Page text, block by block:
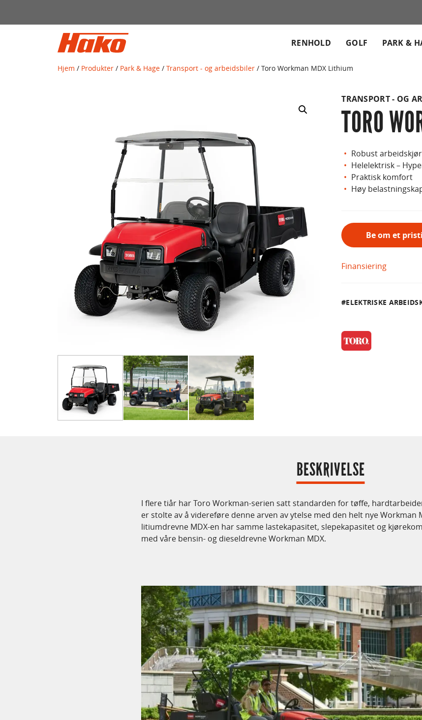
RENHOLD GOLF PARK &
Hjem / Produkter / Park & Hage / Transport - og arbeidsbiler / Toro Workman MDX Lithium
TRANSPORT - OG
TORO
Robust
Helelektrisk –
Praktisk komfort
Høy
Be om et
Finansiering
ELEKTRISKE
BESKRIVELSE
I flere tiår har Toro Workman-serien satt standarden for tøffe,
er stolte av å videreføre denne arven av ytelse med den helt nye Workman
litiumdrevne MDX-en har samme lastekapasitet, slepekapasitet og
med våre bensin- og dieseldrevne Workman MDX.